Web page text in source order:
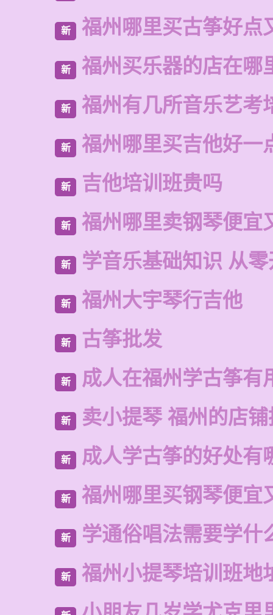
新 福州哪里买古筝好点
新 福州买乐器的店在哪
新 福州有几所音乐艺考
新 福州哪里买吉他好一
新 吉他培训班贵吗
新 福州哪里卖钢琴便宜
新 学音乐基础知识 从
新 福州大宇琴行吉他
新 古筝批发
新 成人在福州学古筝有
新 卖小提琴 福州的店
新 成人学古筝的好处有
新 福州哪里买钢琴便宜
新 学通俗唱法需要学什
新 福州小提琴培训班地